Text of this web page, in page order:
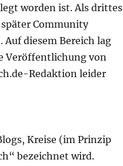
worden ist. Als drittes
Community
diesem Bereich lag
Veröffentlichung von
Redaktion leider
Kreise (im Prinzip
bezeichnet wird.